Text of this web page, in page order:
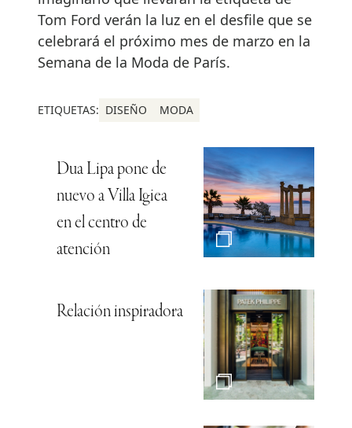
Tom Ford verán la luz en el desfile que se
celebrará el próximo mes de marzo en la
Semana de la Moda de París.
ETIQUETAS: DISEÑO MODA
Dua Lipa pone de
nuevo a Villa Igiea
en el centro de
atención
Relación inspiradora